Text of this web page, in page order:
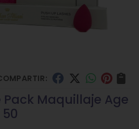
Pack Maquillaje Age
50